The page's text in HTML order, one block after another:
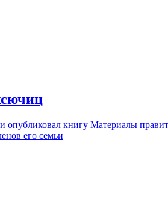
книгу Материалы
его семьи